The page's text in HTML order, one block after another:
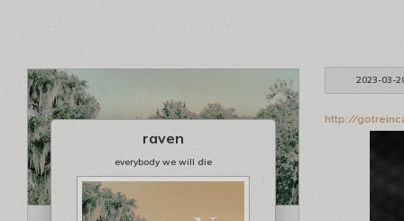
2023-03-
raven
everybody we will die
http://